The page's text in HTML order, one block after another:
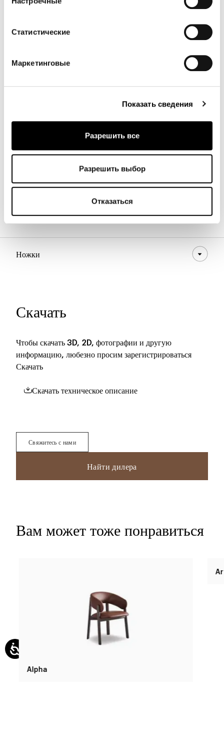
Статистические
Маркетинговые
Показать сведения
Разрешить все
Разрешить выбор
Отказаться
8D61 - Pastello
8D58 - Pastello
8D56 - Pastello 8D55 - Pastello
8D54 - Pastello 8D53 - Pastello 8D52 - Pastello
Materials, fabrics, leathers, colors and finishes are
You can find the complete collection of Bonaldo fabrics
and leathers on the website www.bonaldo.biz
Ножки
Скачать
Чтобы скачать 3D, 2D, фотографии и другую
информацию, любезно просим зарегистрироваться
Скачать
Скачать техническое описание
Свяжитесь с нами
Найти дилера
Вам может тоже понравиться
Alpha